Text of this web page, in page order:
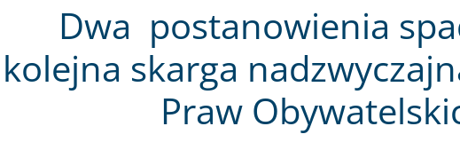
Dwa postanowienia
kolejna skarga
Praw